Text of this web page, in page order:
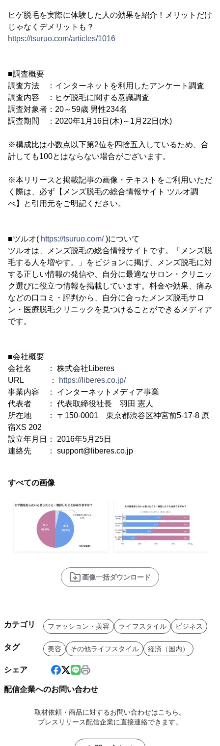
ヒゲ脱毛を実際に体験した人の効果を紹介！メリットだけ
じゃなくデメリットも？
https://tsuruo.com/articles/1016
■調査概要
調査方法 ：インターネットを利用したアンケート調査
調査内容 ：ヒゲ脱毛に関する意識調査
調査対象者：20～59歳 男性234名
調査期間 ：2020年1月16日(木)～1月22日(水)
※構成比は小数点以下第2位を四捨五入しているため、合
計しても100とはならない場合がございます。
※本リリースと掲載記事の画像・テキストをご利用いただ
く際は、必ず【メンズ脱毛の総合情報サイト ツルオ調
べ】と引用元をご明記ください。
■ツルオ( https://tsuruo.com/)について
ツルオは、メンズ脱毛の総合情報サイトです。「メンズ脱
毛する人を増やす。」をビジョンに掲げ、メンズ脱毛に対
する正しい情報の発信や、自分に最適なサロン・クリニッ
ク選びに役立つ情報を掲載しています。料金や効果、痛み
などの口コミ・評判から、自分に合ったメンズ脱毛サロ
ン・医療脱毛クリニックを見つけることができるメディア
です。
■会社概要
会社名 ： 株式会社Liberes
URL ：
https://liberes.co.jp/
事業内容 ： インターネットメディア事業
代表者 ： 代表取締役社長 羽田 憲人
所在地 ： 〒150-0001 東京都渋谷区神宮前5-17-8 原
宿XS 202
設立年月日： 2016年5月25日
連絡先 ： support@liberes.co.jp
すべての画像
画像一括ダウンロード
カテゴリ ファッション・美容 ライフスタイル ビジネス
タグ 美容 その他ライフスタイル 経済（国内）
シェア
配信企業へのお問い合わせ
取材依頼・商品に対するお問い合わせはこちら。
プレスリリース配信企業に直接連絡できます。